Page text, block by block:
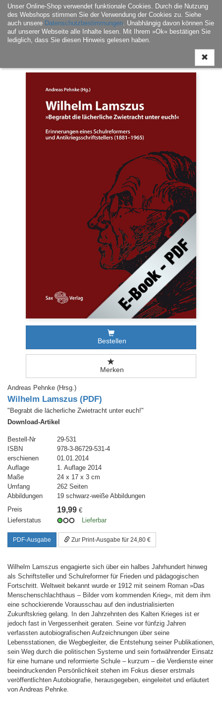
Unser Online-Shop verwendet funktionale Cookies. Durch die Nutzung
des Webshops stimmen Sie der Verwendung der Cookies zu. Siehe
auch unsere Datenschutzbestimmungen. Unabhängig davon können Sie
auf unserer Webseite alle Inhalte lesen. Mit Ihrem »Ok« bestätigen Sie
lediglich, dass Sie diesen Hinweis gelesen haben.
ein-/
Bestellen
Merken
Andreas Pehnke (Hrsg.)
Wilhelm Lamszus (PDF)
"Begrabt die lächerliche Zwietracht unter euch!"
Download-Artikel
Bestell-Nr
29-531
ISBN
978-3-86729-531-4
erschienen
01.01.2014
Auflage
1. Auflage 2014
Maße
24 x 17 x 3 cm
Umfang
262 Seiten
Abbildungen
19 schwarz-weiße Abbildungen
Preis
19,99 €
Lieferstatus
Lieferbar
PDF-Ausgabe Zur Print-Ausgabe für 24,80 €
Wilhelm Lamszus engagierte sich über ein halbes Jahrhundert hinweg
als Schriftsteller und Schulreformer für Frieden und pädagogischen
Fortschritt. Weltweit bekannt wurde er 1912 mit seinem Roman »Das
Menschenschlachthaus – Bilder vom kommenden Krieg«, mit dem ihm
eine schockierende Vorausschau auf den industrialisierten
Zukunftskrieg gelang. In den Jahrzehnten des Kalten Krieges ist er
jedoch fast in Vergessenheit geraten. Seine vor fünfzig Jahren
verfassten autobiografischen Aufzeichnungen über seine
Lebensstationen, die Wegbegleiter, die Entstehung seiner Publikationen,
sein Weg durch die politischen Systeme und sein fortwährender Einsatz
für eine humane und reformierte Schule – kurzum – die Verdienste einer
beeindruckenden Persönlichkeit stehen im Fokus dieser erstmals
veröffentlichten Autobiografie, herausgegeben, eingeleitet und erläutert
von Andreas Pehnke.